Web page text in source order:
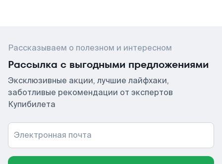
Рассказываем о полезном и интересном
Рассылка с выгодными предложениями
Эксклюзивные акции, лучшие лайфхаки,
заботливые рекомендации от экспертов
Купибилета
Электронная почта